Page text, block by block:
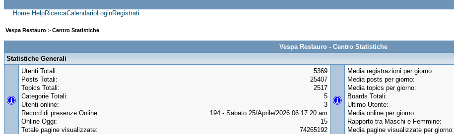
Home HelpRicercaCalendarioLoginRegistrati
Vespa Restauro > Centro Statistiche
Vespa Restauro - Centro Statistiche
Statistiche Generali
Utenti Totali:
5369
Posts Totali:
25407
Topics Totali:
2517
Categorie Totali:
5
Utenti online:
3
Record di presenze Online:
194 - Sabato 25/Aprile/2026 06:17:20 am
Online Oggi:
15
Totale pagine visualizzate:
74265192
Media registrazioni per giorno:
Media posts per giorno:
Media topics per giorno:
Boards Totali:
Ultimo Utente:
Media online per giorno:
Rapporto tra Maschi e Femmine:
Media pagine visualizzate per giorno: